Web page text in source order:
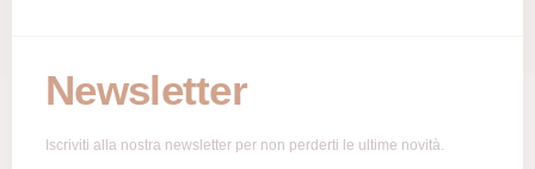
Newsletter
Iscriviti alla nostra newsletter per non perderti le ultime novità.